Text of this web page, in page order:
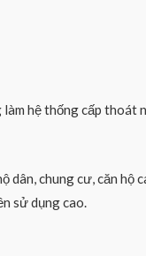
hệ thống cấp thoát
chung cư, căn hộ
sử dụng cao.